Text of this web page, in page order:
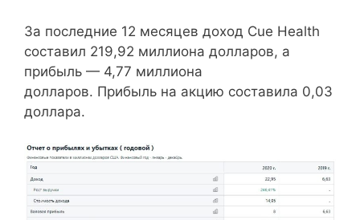
За последние 12 месяцев доход Cue Health
составил 219,92 миллиона долларов, а
прибыль — 4,77 миллиона
долларов. Прибыль на акцию составила 0,03
доллара.